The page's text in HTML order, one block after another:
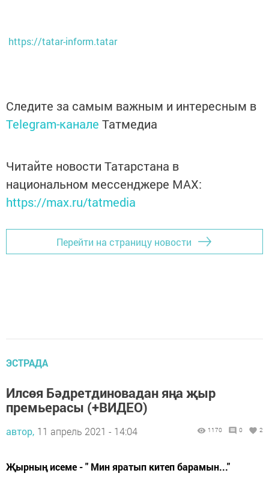
https://tatar-inform.tatar
Следите за самым важным и интересным в
Telegram-канале Татмедиа
Читайте новости Татарстана в
национальном мессенджере MАХ:
https://max.ru/tatmedia
Перейти на страницу новости
ЭСТРАДА
Илсөя Бәдретдиновадан яңа җыр
премьерасы (+ВИДЕО)
автор, 11 апрель 2021 - 14:04 1170 0 2
Җырның исеме - " Мин яратып китеп барамын..."